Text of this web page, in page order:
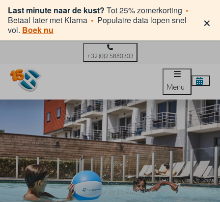
Last minute naar de kust? Tot 25% zomerkorting •
Betaal later met Klarna • Populaire data lopen snel
vol. Boek nu ×
+32 (0)2 5880303
Menu